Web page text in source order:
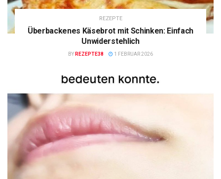
REZEPTE
Überbackenes Käsebrot mit Schinken: Einfach
Unwiderstehlich
BY REZEPTE38 1 FEBRUAR 2026